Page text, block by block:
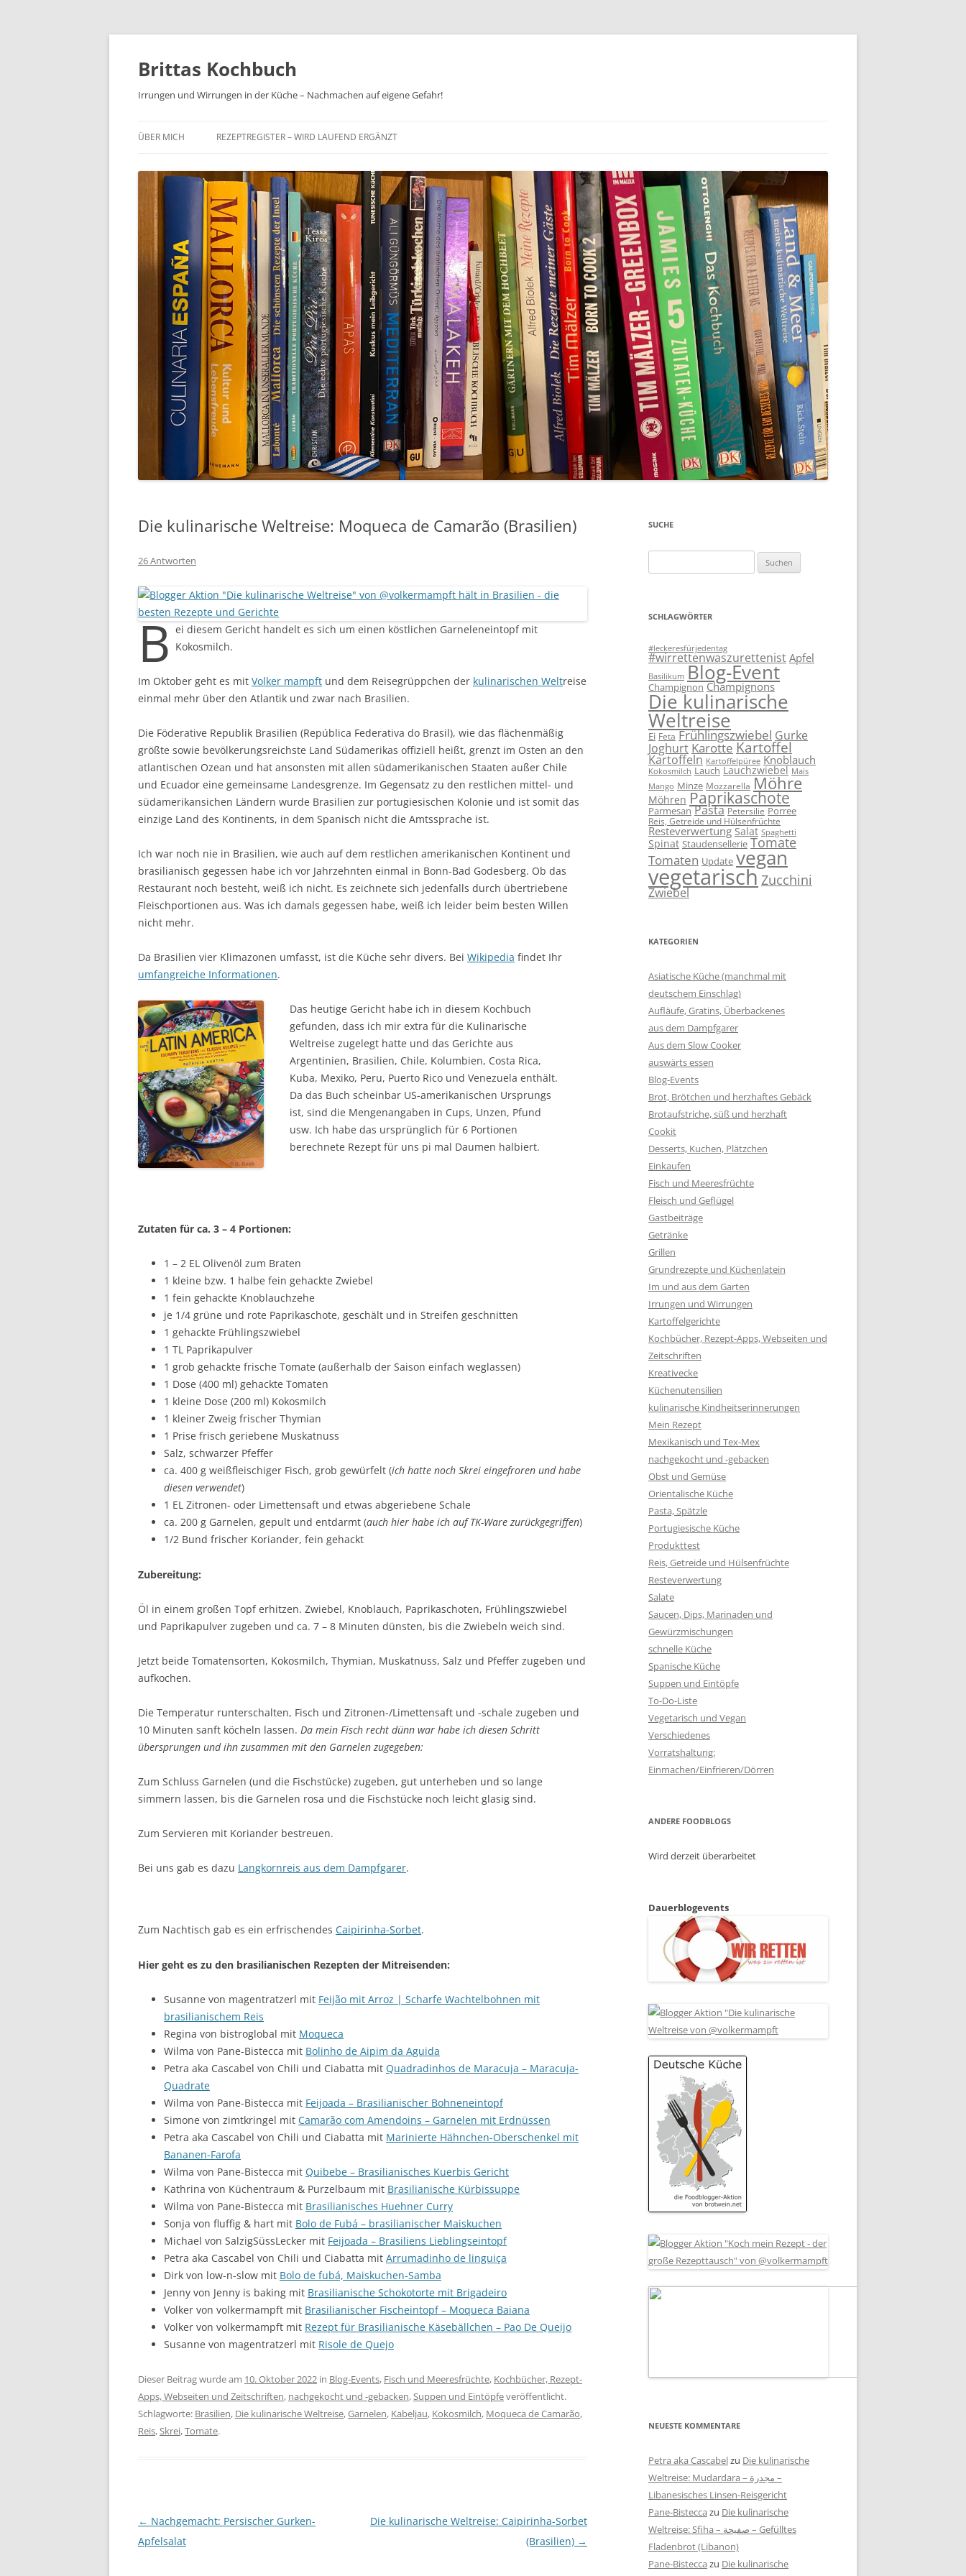
Brittas Kochbuch
Irrungen und Wirrungen in der Küche – Nachmachen auf eigene Gefahr!
ÜBER MICH REZEPTREGISTER – WIRD LAUFEND ERGÄNZT
Die kulinarische Weltreise: Moqueca de Camarão (Brasilien)
26 Antworten
B ei diesem Gericht handelt es sich um einen köstlichen Garneleneintopf mit
Kokosmilch.
Im Oktober geht es mit Volker mampft und dem Reisegrüppchen der kulinarischen Weltreise
einmal mehr über den Atlantik und zwar nach Brasilien.
Die Föderative Republik Brasilien (República Federativa do Brasil), wie das flächenmäßig
größte sowie bevölkerungsreichste Land Südamerikas offiziell heißt, grenzt im Osten an den
atlantischen Ozean und hat ansonsten mit allen südamerikanischen Staaten außer Chile
und Ecuador eine gemeinsame Landesgrenze. Im Gegensatz zu den restlichen mittel- und
südamerikansichen Ländern wurde Brasilien zur portugiesischen Kolonie und ist somit das
einzige Land des Kontinents, in dem Spanisch nicht die Amtssprache ist.
Ich war noch nie in Brasilien, wie auch auf dem restlichen amerikanischen Kontinent und
brasilianisch gegessen habe ich vor Jahrzehnten einmal in Bonn-Bad Godesberg. Ob das
Restaurant noch besteht, weiß ich nicht. Es zeichnete sich jedenfalls durch übertriebene
Fleischportionen aus. Was ich damals gegessen habe, weiß ich leider beim besten Willen
nicht mehr.
Da Brasilien vier Klimazonen umfasst, ist die Küche sehr divers. Bei Wikipedia findet Ihr
umfangreiche Informationen.
Das heutige Gericht habe ich in diesem Kochbuch
gefunden, dass ich mir extra für die Kulinarische
Weltreise zugelegt hatte und das Gerichte aus
Argentinien, Brasilien, Chile, Kolumbien, Costa Rica,
Kuba, Mexiko, Peru, Puerto Rico und Venezuela enthält.
Da das Buch scheinbar US-amerikanischen Ursprungs
ist, sind die Mengenangaben in Cups, Unzen, Pfund
usw. Ich habe das ursprünglich für 6 Portionen
berechnete Rezept für uns pi mal Daumen halbiert.
Zutaten für ca. 3 – 4 Portionen:
1 – 2 EL Olivenöl zum Braten
1 kleine bzw. 1 halbe fein gehackte Zwiebel
1 fein gehackte Knoblauchzehe
je 1/4 grüne und rote Paprikaschote, geschält und in Streifen geschnitten
1 gehackte Frühlingszwiebel
1 TL Paprikapulver
1 grob gehackte frische Tomate (außerhalb der Saison einfach weglassen)
1 Dose (400 ml) gehackte Tomaten
1 kleine Dose (200 ml) Kokosmilch
1 kleiner Zweig frischer Thymian
1 Prise frisch geriebene Muskatnuss
Salz, schwarzer Pfeffer
ca. 400 g weißfleischiger Fisch, grob gewürfelt (ich hatte noch Skrei eingefroren und habe
diesen verwendet)
1 EL Zitronen- oder Limettensaft und etwas abgeriebene Schale
ca. 200 g Garnelen, gepult und entdarmt (auch hier habe ich auf TK-Ware zurückgegriffen)
1/2 Bund frischer Koriander, fein gehackt
Zubereitung:
Öl in einem großen Topf erhitzen. Zwiebel, Knoblauch, Paprikaschoten, Frühlingszwiebel
und Paprikapulver zugeben und ca. 7 – 8 Minuten dünsten, bis die Zwiebeln weich sind.
Jetzt beide Tomatensorten, Kokosmilch, Thymian, Muskatnuss, Salz und Pfeffer zugeben und
aufkochen.
Die Temperatur runterschalten, Fisch und Zitronen-/Limettensaft und -schale zugeben und
10 Minuten sanft köcheln lassen. Da mein Fisch recht dünn war habe ich diesen Schritt
übersprungen und ihn zusammen mit den Garnelen zugegeben:
Zum Schluss Garnelen (und die Fischstücke) zugeben, gut unterheben und so lange
simmern lassen, bis die Garnelen rosa und die Fischstücke noch leicht glasig sind.
Zum Servieren mit Koriander bestreuen.
Bei uns gab es dazu Langkornreis aus dem Dampfgarer.
Zum Nachtisch gab es ein erfrischendes Caipirinha-Sorbet.
Hier geht es zu den brasilianischen Rezepten der Mitreisenden:
Susanne von magentratzerl mit Feijão mit Arroz | Scharfe Wachtelbohnen mit
brasilianischem Reis
Regina von bistroglobal mit Moqueca
Wilma von Pane-Bistecca mit Bolinho de Aipim da Aguida
Petra aka Cascabel von Chili und Ciabatta mit Quadradinhos de Maracuja – Maracuja-
Quadrate
Wilma von Pane-Bistecca mit Feijoada – Brasilianischer Bohneneintopf
Simone von zimtkringel mit Camarão com Amendoins – Garnelen mit Erdnüssen
Petra aka Cascabel von Chili und Ciabatta mit Marinierte Hähnchen-Oberschenkel mit
Bananen-Farofa
Wilma von Pane-Bistecca mit Quibebe – Brasilianisches Kuerbis Gericht
Kathrina von Küchentraum & Purzelbaum mit Brasilianische Kürbissuppe
Wilma von Pane-Bistecca mit Brasilianisches Huehner Curry
Sonja von fluffig & hart mit Bolo de Fubá – brasilianischer Maiskuchen
Michael von SalzigSüssLecker mit Feijoada – Brasiliens Lieblingseintopf
Petra aka Cascabel von Chili und Ciabatta mit Arrumadinho de linguiça
Dirk von low-n-slow mit Bolo de fubá, Maiskuchen-Samba
Jenny von Jenny is baking mit Brasilianische Schokotorte mit Brigadeiro
Volker von volkermampft mit Brasilianischer Fischeintopf – Moqueca Baiana
Volker von volkermampft mit Rezept für Brasilianische Käsebällchen – Pao De Queijo
Susanne von magentratzerl mit Risole de Quejo
Dieser Beitrag wurde am 10. Oktober 2022 in Blog-Events, Fisch und Meeresfrüchte, Kochbücher, Rezept-
Apps, Webseiten und Zeitschriften, nachgekocht und -gebacken,Suppen und Eintöpfeveröffentlicht.
Schlagworte: Brasilien, Die kulinarische Weltreise,Garnelen, Kabeljau, Kokosmilch, Moqueca de Camarão,
Reis,Skrei,Tomate.
Beitragsnavigation
← Nachgemacht: Persischer Gurken-
Apfelsalat
Die kulinarische Weltreise: Caipirinha-Sorbet
(Brasilien) →
SUCHE
nach:
SCHLAGWÖRTER
#leckeresfürjedentag
#wirrettenwaszurettenist Apfel
Basilikum Blog-Event
Champignon Champignons
Die kulinarische
Weltreise
Ei Feta Frühlingszwiebel Gurke
Joghurt Karotte Kartoffel
Kartoffeln Kartoffelpüree Knoblauch
Kokosmilch Lauch Lauchzwiebel Mais
Mango Minze Mozzarella Möhre
Möhren Paprikaschote
Parmesan Pasta Petersilie Porree
Reis, Getreide und Hülsenfrüchte
Resteverwertung Salat Spaghetti
Spinat Staudensellerie Tomate
Tomaten Update vegan
vegetarischZucchini
Zwiebel
KATEGORIEN
Asiatische Küche (manchmal mit
deutschem Einschlag)
Aufläufe, Gratins, Überbackenes
aus dem Dampfgarer
Aus dem Slow Cooker
auswärts essen
Blog-Events
Brot, Brötchen und herzhaftes Gebäck
Brotaufstriche, süß und herzhaft
Cookit
Desserts, Kuchen, Plätzchen
Einkaufen
Fisch und Meeresfrüchte
Fleisch und Geflügel
Gastbeiträge
Getränke
Grillen
Grundrezepte und Küchenlatein
Im und aus dem Garten
Irrungen und Wirrungen
Kartoffelgerichte
Kochbücher, Rezept-Apps, Webseiten und
Zeitschriften
Kreativecke
Küchenutensilien
kulinarische Kindheitserinnerungen
Mein Rezept
Mexikanisch und Tex-Mex
nachgekocht und -gebacken
Obst und Gemüse
Orientalische Küche
Pasta, Spätzle
Portugiesische Küche
Produkttest
Reis, Getreide und Hülsenfrüchte
Resteverwertung
Salate
Saucen, Dips, Marinaden und
Gewürzmischungen
schnelle Küche
Spanische Küche
Suppen und Eintöpfe
To-Do-Liste
Vegetarisch und Vegan
Verschiedenes
Vorratshaltung:
Einmachen/Einfrieren/Dörren
ANDERE FOODBLOGS
Wird derzeit überarbeitet
Dauerblogevents
NEUESTE KOMMENTARE
Petra aka Cascabelzu Die kulinarische
Weltreise: Mudardara – مجدرة –
Libanesisches Linsen-Reisgericht
Pane-Bistecca zu Die kulinarische
Weltreise: Sfiha – صفيحة – Gefülltes
Fladenbrot (Libanon)
Pane-Bistecca zu Die kulinarische